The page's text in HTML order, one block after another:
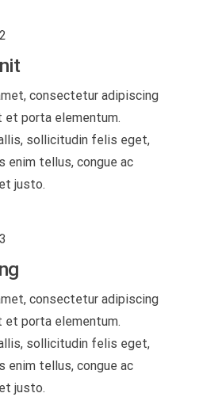
consectetur adipiscing
porta elementum.
sollicitudin felis eget,
enim tellus, congue ac
justo.
consectetur adipiscing
porta elementum.
sollicitudin felis eget,
enim tellus, congue ac
justo.